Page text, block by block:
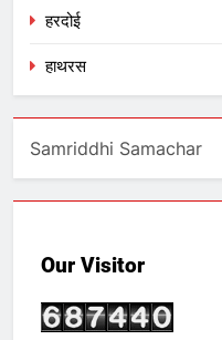
हरदोई
हाथरस
Samriddhi Samachar
Our Visitor